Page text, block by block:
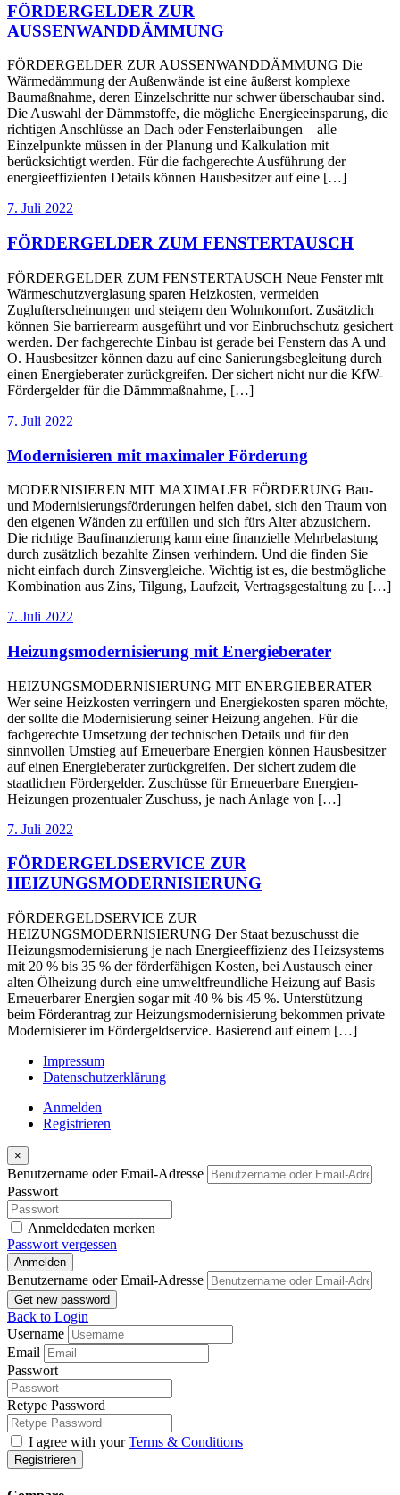
FÖRDERGELDER ZUR
AUSSENWANDDÄMMUNG
FÖRDERGELDER ZUR AUSSENWANDDÄMMUNG Die
Wärmedämmung der Außenwände ist eine äußerst komplexe
Baumaßnahme, deren Einzelschritte nur schwer überschaubar sind.
Die Auswahl der Dämmstoffe, die mögliche Energieeinsparung, die
richtigen Anschlüsse an Dach oder Fensterlaibungen – alle
Einzelpunkte müssen in der Planung und Kalkulation mit
berücksichtigt werden. Für die fachgerechte Ausführung der
energieeffizienten Details können Hausbesitzer auf eine […]
7. Juli 2022
FÖRDERGELDER ZUM FENSTERTAUSCH
FÖRDERGELDER ZUM FENSTERTAUSCH Neue Fenster mit
Wärmeschutzverglasung sparen Heizkosten, vermeiden
Zuglufterscheinungen und steigern den Wohnkomfort. Zusätzlich
können Sie barrierearm ausgeführt und vor Einbruchschutz gesichert
werden. Der fachgerechte Einbau ist gerade bei Fenstern das A und
O. Hausbesitzer können dazu auf eine Sanierungsbegleitung durch
einen Energieberater zurückgreifen. Der sichert nicht nur die KfW-
Fördergelder für die Dämmmaßnahme, […]
7. Juli 2022
Modernisieren mit maximaler Förderung
MODERNISIEREN MIT MAXIMALER FÖRDERUNG Bau-
und Modernisierungsförderungen helfen dabei, sich den Traum von
den eigenen Wänden zu erfüllen und sich fürs Alter abzusichern.
Die richtige Baufinanzierung kann eine finanzielle Mehrbelastung
durch zusätzlich bezahlte Zinsen verhindern. Und die finden Sie
nicht einfach durch Zinsvergleiche. Wichtig ist es, die bestmögliche
Kombination aus Zins, Tilgung, Laufzeit, Vertragsgestaltung zu […]
7. Juli 2022
Heizungsmodernisierung mit Energieberater
HEIZUNGSMODERNISIERUNG MIT ENERGIEBERATER
Wer seine Heizkosten verringern und Energiekosten sparen möchte,
der sollte die Modernisierung seiner Heizung angehen. Für die
fachgerechte Umsetzung der technischen Details und für den
sinnvollen Umstieg auf Erneuerbare Energien können Hausbesitzer
auf einen Energieberater zurückgreifen. Der sichert zudem die
staatlichen Fördergelder. Zuschüsse für Erneuerbare Energien-
Heizungen prozentualer Zuschuss, je nach Anlage von […]
7. Juli 2022
FÖRDERGELDSERVICE ZUR
HEIZUNGSMODERNISIERUNG
FÖRDERGELDSERVICE ZUR
HEIZUNGSMODERNISIERUNG Der Staat bezuschusst die
Heizungsmodernisierung je nach Energieeffizienz des Heizsystems
mit 20 % bis 35 % der förderfähigen Kosten, bei Austausch einer
alten Ölheizung durch eine umweltfreundliche Heizung auf Basis
Erneuerbarer Energien sogar mit 40 % bis 45 %. Unterstützung
beim Förderantrag zur Heizungsmodernisierung bekommen private
Modernisierer im Fördergeldservice. Basierend auf einem […]
Impressum
Datenschutzerklärung
Anmelden
Registrieren
×
Benutzername oder Email-Adresse
Passwort
Anmeldedaten merken
Passwort vergessen
Anmelden
Benutzername oder Email-Adresse
Get new password
Back to Login
Username
Email
Passwort
Retype Password
I agree with yourTerms & Conditions
Registrieren